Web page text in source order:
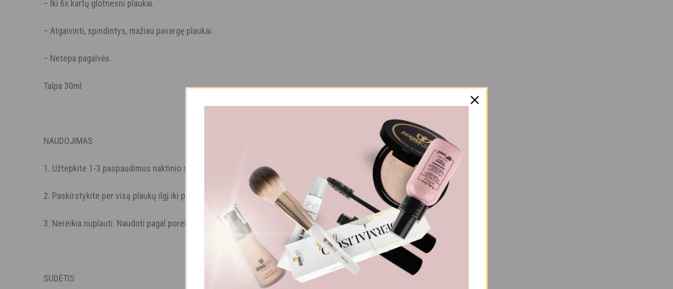
– Iki 6x kartų glotnesni plaukai.
– Atgaivinti, spindintys, mažiau pavargę plaukai.
– Netepa pagalvės.
Talpa 30ml
NAUDOJIMAS
1. Užtepkite 1-3 paspaudimus naktinio serumo ant sausų arba drėgnų plaukų.
2. Paskirstykite per visą plaukų ilgį iki pat plaukų galiukų.
3. Nereikia nuplauti. Naudoti pagal poreikį.
SUDĖTIS